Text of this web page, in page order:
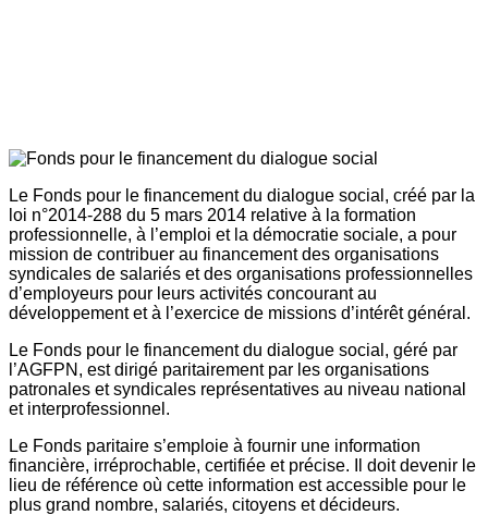
Le Fonds pour le financement du dialogue social, créé par la
loi n°2014-288 du 5 mars 2014 relative à la formation
professionnelle, à l’emploi et la démocratie sociale, a pour
mission de contribuer au financement des organisations
syndicales de salariés et des organisations professionnelles
d’employeurs pour leurs activités concourant au
développement et à l’exercice de missions d’intérêt général.
Le Fonds pour le financement du dialogue social, géré par
l’AGFPN, est dirigé paritairement par les organisations
patronales et syndicales représentatives au niveau national
et interprofessionnel.
Le Fonds paritaire s’emploie à fournir une information
financière, irréprochable, certifiée et précise. Il doit devenir le
lieu de référence où cette information est accessible pour le
plus grand nombre, salariés, citoyens et décideurs.